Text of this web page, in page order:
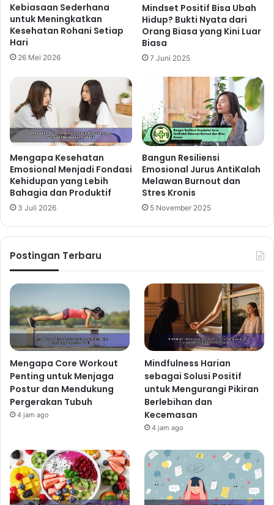
Kebiasaan Sederhana
untuk Meningkatkan
Kesehatan Rohani Setiap
Hari
26 Mei 2026
Mindset Positif Bisa Ubah
Hidup? Bukti Nyata dari
Orang Biasa yang Kini Luar
Biasa
7 Juni 2025
Mengapa Kesehatan
Emosional Menjadi Fondasi
Kehidupan yang Lebih
Bahagia dan Produktif
3 Juli 2026
Bangun Resiliensi
Emosional Jurus AntiKalah
Melawan Burnout dan
Stres Kronis
5 November 2025
Postingan Terbaru
Mengapa Core Workout
Penting untuk Menjaga
Postur dan Mendukung
Pergerakan Tubuh
4 jam ago
Mindfulness Harian
sebagai Solusi Positif
untuk Mengurangi Pikiran
Berlebihan dan
Kecemasan
4 jam ago